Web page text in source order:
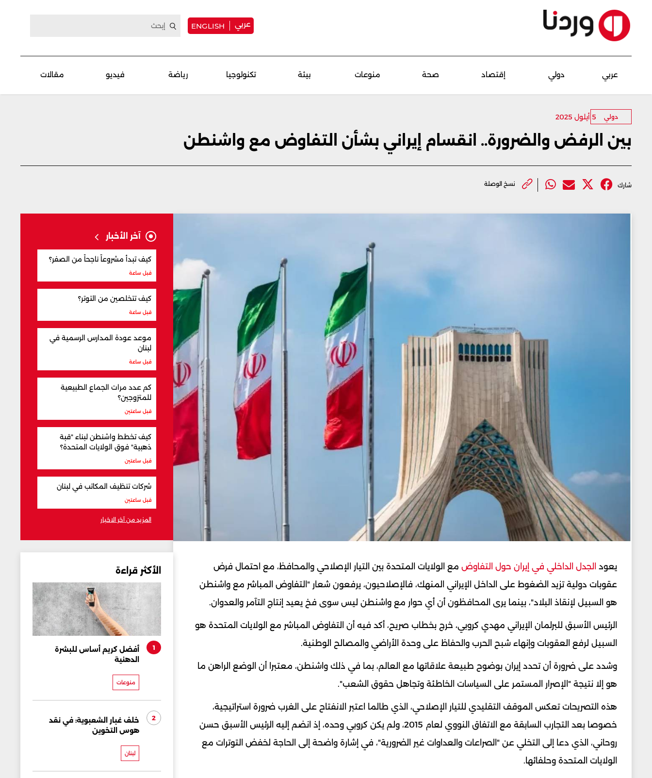
عربي ENGLISH
عربي دولي إقتصاد صحة منوعات بيئة تكنولوجيا رياضة فيديو مقالات
دولي 5 أيلول 2025
بين الرفض والضرورة.. انقسام إيراني بشأن التفاوض مع واشنطن
شارك نسخ الوصلة
يعود الجدل الداخلي في إيران حول التفاوض مع الولايات المتحدة بين التيار الإصلاحي والمحافظ، مع احتمال فرض
عقوبات دولية تزيد الضغوط على الداخل الإيراني المنهك، فالإصلاحيون، يرفعون شعار "التفاوض المباشر مع واشنطن
هو السبيل لإنقاذ البلاد"، بينما يرى المحافظون أن أي حوار مع واشنطن ليس سوى فخ يعيد إنتاج التآمر والعدوان.
الرئيس الأسبق للبرلمان الإيراني مهدي كروبي، خرج بخطاب صريح، أكد فيه أن التفاوض المباشر مع الولايات المتحدة هو
السبيل لرفع العقوبات وإنهاء شبح الحرب والحفاظ على وحدة الأراضي والمصالح الوطنية.
وشدد على ضرورة أن تحدد إيران بوضوح طبيعة علاقاتها مع العالم، بما في ذلك واشنطن، معتبرا أن الوضع الراهن ما
هو إلا نتيجة "الإصرار المستمر على السياسات الخاطئة وتجاهل حقوق الشعب".
هذه التصريحات تعكس الموقف التقليدي للتيار الإصلاحي، الذي طالما اعتبر الانفتاح على الغرب ضرورة استراتيجية،
خصوصا بعد التجارب السابقة مع الاتفاق النووي لعام 2015، ولم يكن كروبي وحده، إذ انضم إليه الرئيس الأسبق حسن
روحاني، الذي دعا إلى التخلي عن "الصراعات والعداوات غير الضرورية"، في إشارة واضحة إلى الحاجة لخفض التوترات مع
الولايات المتحدة وحلفائها.
آخر الأخبار
كيف تبدأ مشروعاً ناجحاً من الصفر؟
قبل ساعة
كيف تتخلصين من التوتر؟
قبل ساعة
موعد عودة المدارس الرسمية في
لبنان
قبل ساعة
كم عدد مرات الجماع الطبيعية
للمتزوجين؟
قبل ساعتين
كيف تخطط واشنطن لبناء "قبة
ذهبية" فوق الولايات المتحدة؟
قبل ساعتين
شركات تنظيف المكاتب في لبنان
قبل ساعتين
المزيد من آخر الاخبار
الأكثر قراءة
1
أفضل كريم أساس للبشرة
الدهنية
منوعات
2
خلف غبار الشعبوية: في نقد
هوس التخوين
لبنان